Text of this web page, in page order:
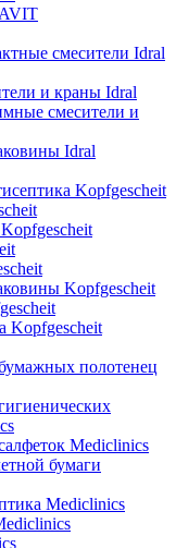
смесители Idral
и краны Idral
смесители и
Idral
Kopfgescheit
Kopfgescheit
Kopfgescheit
полотенец
Mediclinics
бумаги
Mediclinics